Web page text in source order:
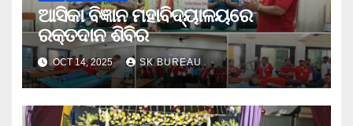
ଆସିକା ବିଜ୍ଞାନ ମହାବିଦ୍ୟାଳୟରେ
ରକ୍ତଦାନ ଶିବିର
OCT 14, 2025 SK BUREAU